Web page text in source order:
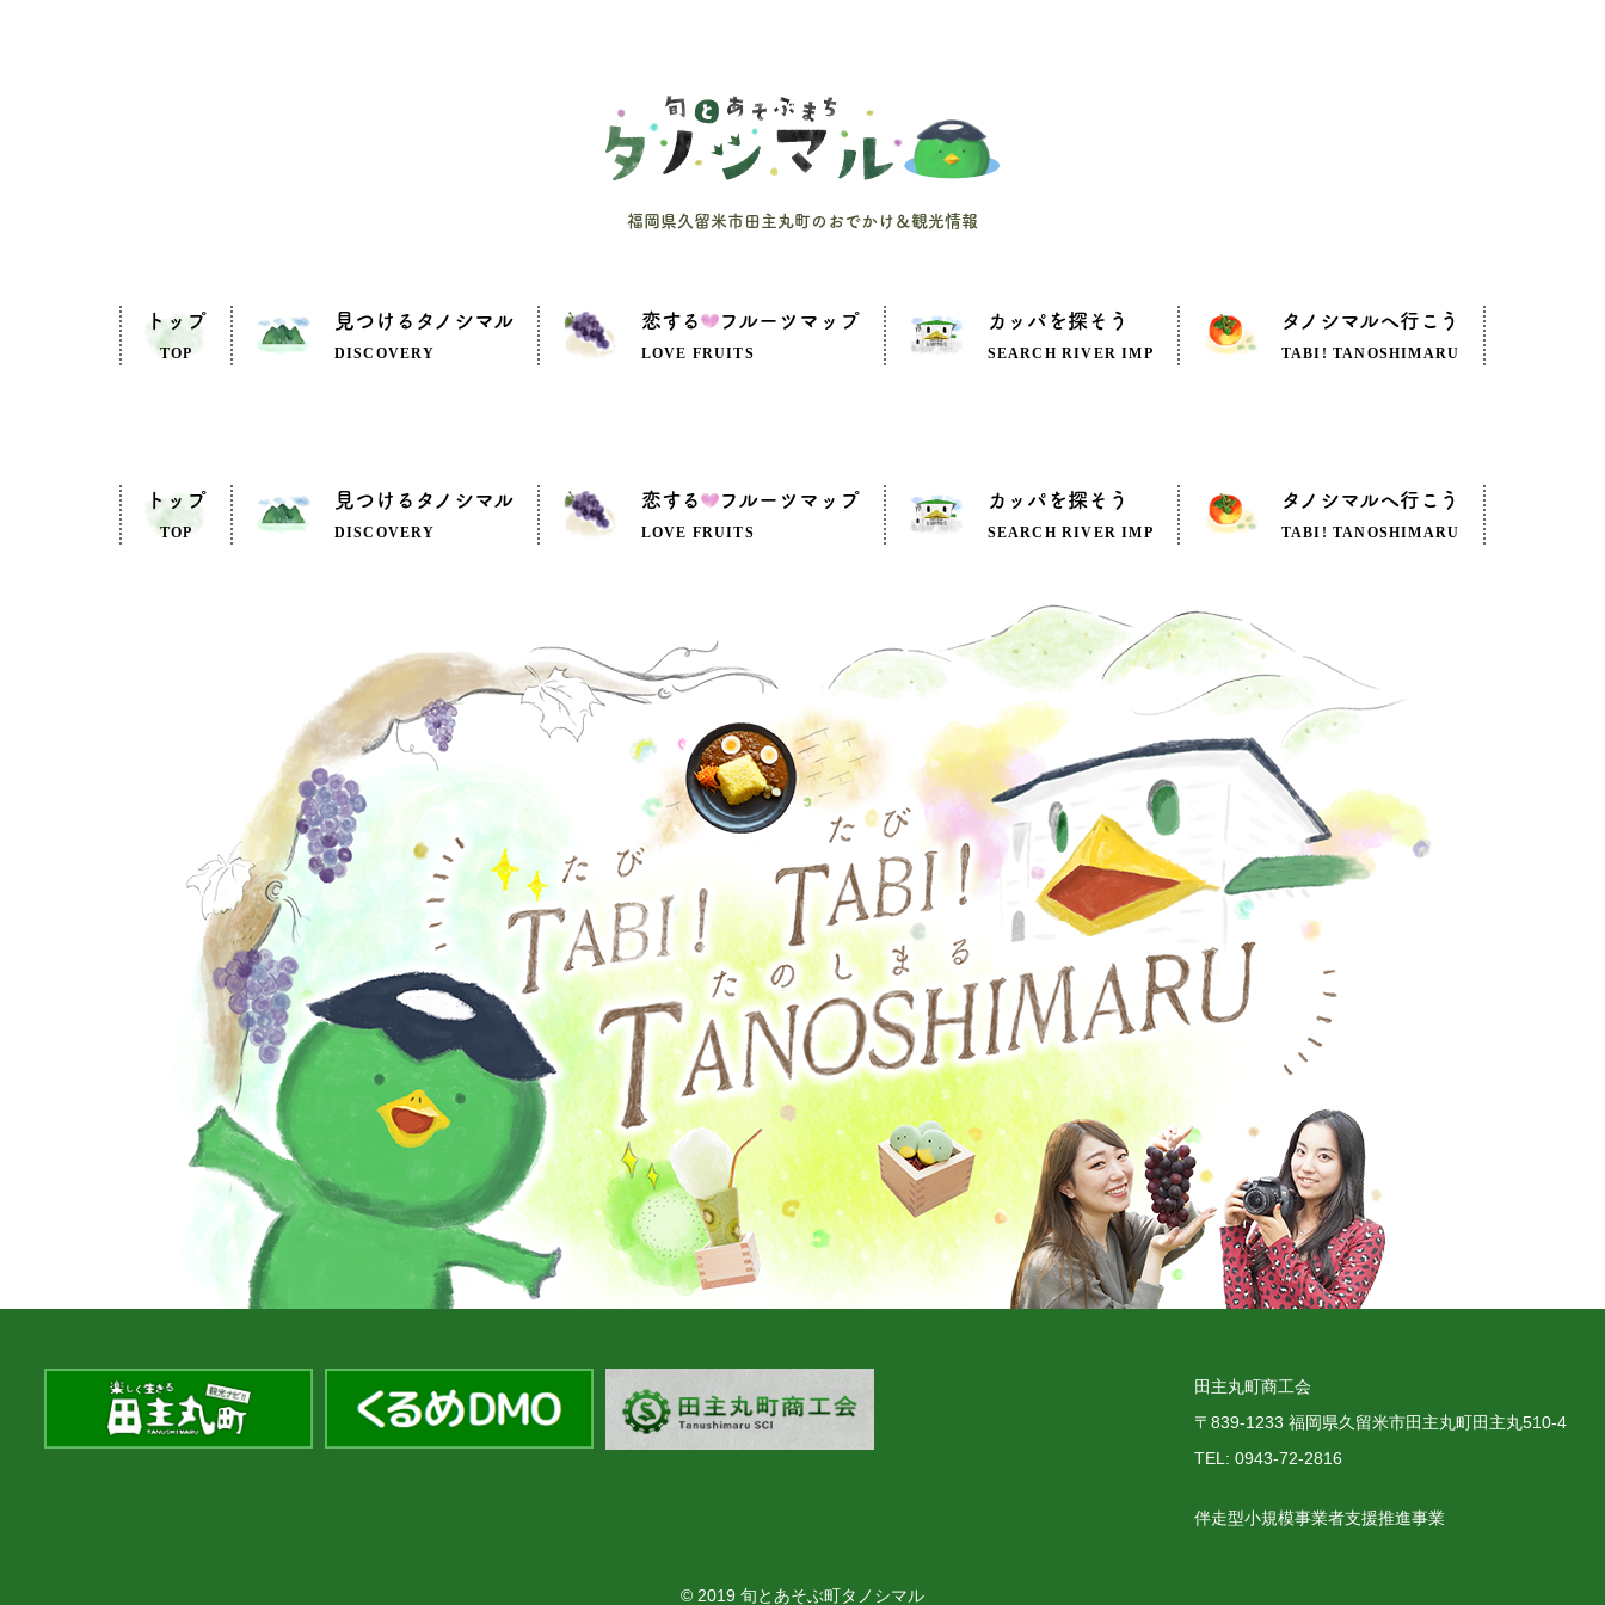
福岡県久留米市田主丸町のおでかけ＆観光情報
トップ
TOP
見つけるタノシマル
DISCOVERY
恋する フルーツマップ
LOVE FRUITS
カッパを探そう
SEARCH RIVER IMP
タノシマルへ行こう
TABI! TANOSHIMARU
トップ
TOP
見つけるタノシマル
DISCOVERY
恋する フルーツマップ
LOVE FRUITS
カッパを探そう
SEARCH RIVER IMP
タノシマルへ行こう
TABI! TANOSHIMARU
田主丸町商工会
〒839-1233 福岡県久留米市田主丸町田主丸510-4
TEL: 0943-72-2816
伴走型小規模事業者支援推進事業
© 2019 旬とあそぶ町タノシマル